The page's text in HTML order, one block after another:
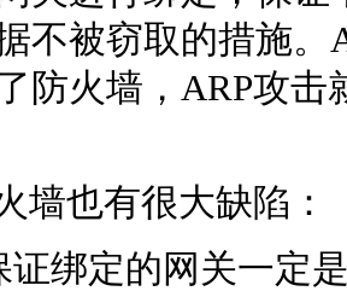
不被窃取的措施
防火墙，ARP攻
墙也有很大缺陷：
证绑定的网关一定